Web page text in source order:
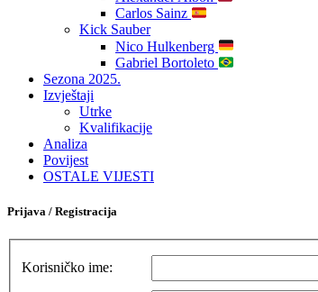
Carlos Sainz
Kick Sauber
Nico Hulkenberg
Gabriel Bortoleto
Sezona 2025.
Izvještaji
Utrke
Kvalifikacije
Analiza
Povijest
OSTALE VIJESTI
Prijava / Registracija
Korisničko ime: